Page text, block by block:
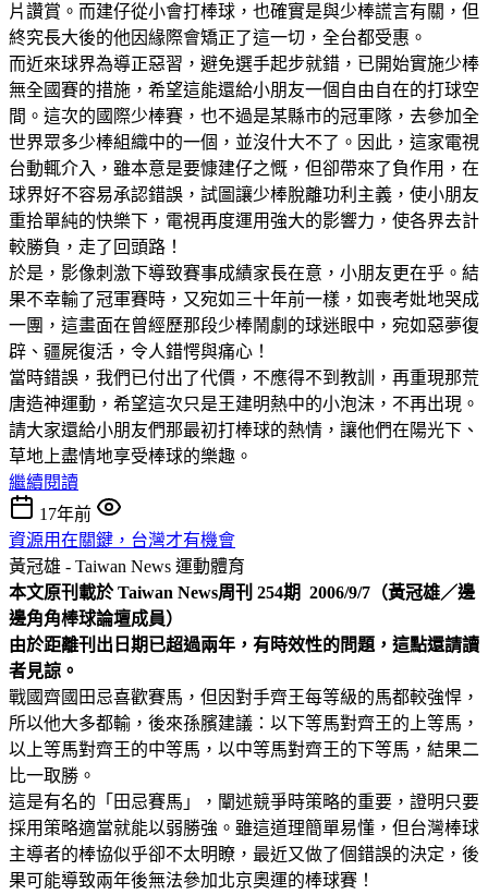
片讚賞。而建仔從小會打棒球，也確實是與少棒謊言有關，但
終究長大後的他因緣際會矯正了這一切，全台都受惠。
而近來球界為導正惡習，避免選手起步就錯，已開始實施少棒
無全國賽的措施，希望這能還給小朋友一個自由自在的打球空
間。這次的國際少棒賽，也不過是某縣市的冠軍隊，去參加全
世界眾多少棒組織中的一個，並沒什大不了。因此，這家電視
台動輒介入，雖本意是要慷建仔之慨，但卻帶來了負作用，在
球界好不容易承認錯誤，試圖讓少棒脫離功利主義，使小朋友
重拾單純的快樂下，電視再度運用強大的影響力，使各界去計
較勝負，走了回頭路！
於是，影像刺激下導致賽事成績家長在意，小朋友更在乎。結
果不幸輸了冠軍賽時，又宛如三十年前一樣，如喪考妣地哭成
一團，這畫面在曾經歷那段少棒鬧劇的球迷眼中，宛如惡夢復
辟、疆屍復活，令人錯愕與痛心！
當時錯誤，我們已付出了代價，不應得不到教訓，再重現那荒
唐造神運動，希望這次只是王建明熱中的小泡沫，不再出現。
請大家還給小朋友們那最初打棒球的熱情，讓他們在陽光下、
草地上盡情地享受棒球的樂趣。
繼續閱讀
17年前
資源用在關鍵，台灣才有機會
黃冠雄 - Taiwan News 運動體育
本文原刊載於 Taiwan News周刊 254期 2006/9/7（黃冠雄／邊
邊角角棒球論壇成員）
由於距離刊出日期已超過兩年，有時效性的問題，這點還請讀
者見諒。
戰國齊國田忌喜歡賽馬，但因對手齊王每等級的馬都較強悍，
所以他大多都輸，後來孫臏建議：以下等馬對齊王的上等馬，
以上等馬對齊王的中等馬，以中等馬對齊王的下等馬，結果二
比一取勝。
這是有名的「田忌賽馬」，闡述競爭時策略的重要，證明只要
採用策略適當就能以弱勝強。雖這道理簡單易懂，但台灣棒球
主導者的棒協似乎卻不太明瞭，最近又做了個錯誤的決定，後
果可能導致兩年後無法參加北京奧運的棒球賽！